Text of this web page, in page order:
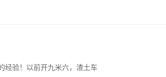
经验！以前开九米六，渣土车